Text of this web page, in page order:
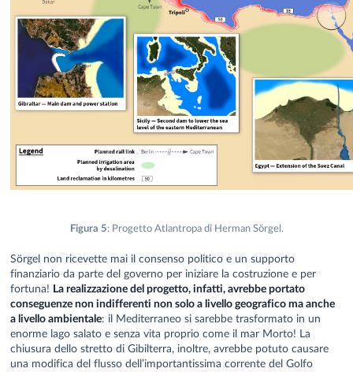
Figura 5: Progetto Atlantropa di Herman Sörgel.
Sörgel non ricevette mai il consenso politico e un supporto
finanziario da parte del governo per iniziare la costruzione e per
fortuna! La realizzazione del progetto, infatti, avrebbe portato
conseguenze non indifferenti non solo a livello geografico ma anche
a livello ambientale: il Mediterraneo si sarebbe trasformato in un
enorme lago salato e senza vita proprio come il mar Morto! La
chiusura dello stretto di Gibilterra, inoltre, avrebbe potuto causare
una modifica del flusso dell’importantissima corrente del Golfo